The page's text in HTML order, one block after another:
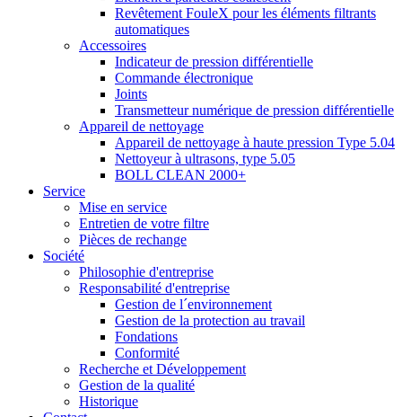
Revêtement FouleX pour les éléments filtrants
automatiques
Accessoires
Indicateur de pression différentielle
Commande électronique
Joints
Transmetteur numérique de pression différentielle
Appareil de nettoyage
Appareil de nettoyage à haute pression Type 5.04
Nettoyeur à ultrasons, type 5.05
BOLL CLEAN 2000+
Service
Mise en service
Entretien de votre filtre
Pièces de rechange
Société
Philosophie d'entreprise
Responsabilité d'entreprise
Gestion de l´environnement
Gestion de la protection au travail
Fondations
Conformité
Recherche et Développement
Gestion de la qualité
Historique